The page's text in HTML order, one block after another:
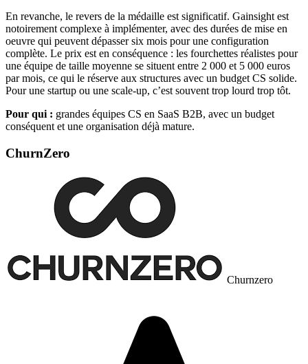
En revanche, le revers de la médaille est significatif. Gainsight est
notoirement complexe à implémenter, avec des durées de mise en
oeuvre qui peuvent dépasser six mois pour une configuration
complète. Le prix est en conséquence : les fourchettes réalistes pour
une équipe de taille moyenne se situent entre 2 000 et 5 000 euros
par mois, ce qui le réserve aux structures avec un budget CS solide.
Pour une startup ou une scale-up, c’est souvent trop lourd trop tôt.
Pour qui : grandes équipes CS en SaaS B2B, avec un budget
conséquent et une organisation déjà mature.
ChurnZero
Churnzero